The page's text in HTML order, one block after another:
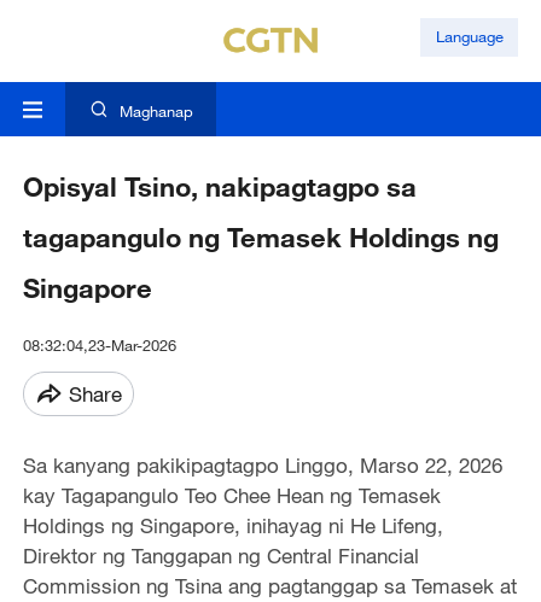
Language
Maghanap
Opisyal Tsino, nakipagtagpo sa
tagapangulo ng Temasek Holdings ng
Singapore
08:32:04,23-Mar-2026
Share
Sa kanyang pakikipagtagpo Linggo, Marso 22, 2026
kay Tagapangulo Teo Chee Hean ng Temasek
Holdings ng Singapore, inihayag ni He Lifeng,
Direktor ng Tanggapan ng Central Financial
Commission ng Tsina ang pagtanggap sa Temasek at